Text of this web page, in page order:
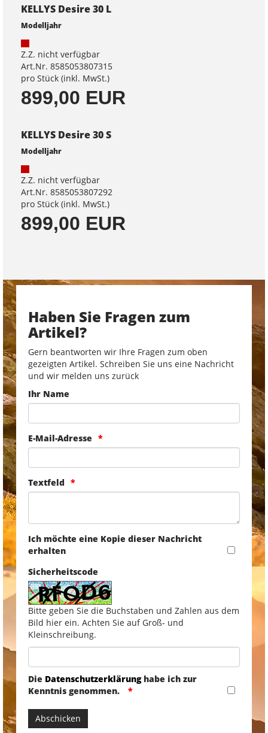
KELLYS Desire 30 L
Modelljahr
Z.Z. nicht verfügbar
Art.Nr. 8585053807315
pro Stück (inkl. MwSt.)
899,00 EUR
KELLYS Desire 30 S
Modelljahr
Z.Z. nicht verfügbar
Art.Nr. 8585053807292
pro Stück (inkl. MwSt.)
899,00 EUR
Haben Sie Fragen zum
Artikel?
Gern beantworten wir Ihre Fragen zum oben
gezeigten Artikel. Schreiben Sie uns eine Nachricht
und wir melden uns zurück
Ihr Name
E-Mail-Adresse
Textfeld
Ich möchte eine Kopie dieser Nachricht
erhalten
Sicherheitscode
Bitte geben Sie die Buchstaben und Zahlen aus dem
Bild hier ein. Achten Sie auf Groß- und
Kleinschreibung.
Die Datenschutzerklärunghabe ich zur
Kenntnis genommen.
Abschicken